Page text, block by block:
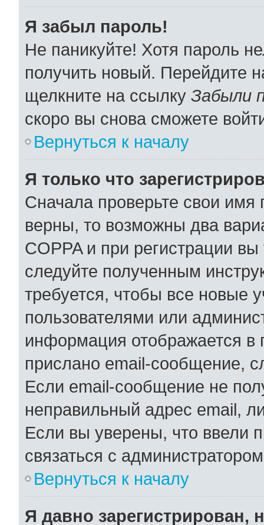
Я забыл пароль!
Не паникуйте! Хотя пароль
получить новый. Перейдите
щелкните на ссылку Забыли
скоро вы снова сможете
Вернуться к началу
Я только что
Сначала проверьте свои имя
верны, то возможны два
COPPA и при регистрации
следуйте полученным
требуется, чтобы все новые
пользователями или
информация отображается в
прислано email-сообщение,
Если email-сообщение не
неправильный адрес email,
Если вы уверены, что ввели
связаться с
Вернуться к началу
Я давно зарегистрирован,